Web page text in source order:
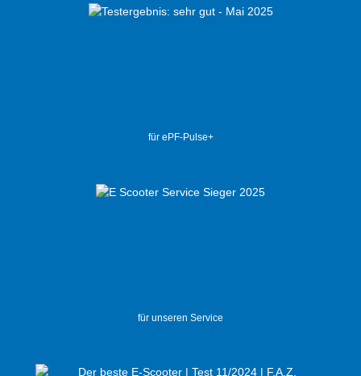
für ePF-Pulse+
für unseren Service